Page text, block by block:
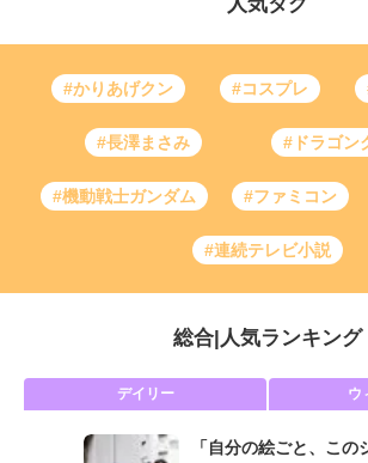
人気タグ
#かりあげクン #コスプレ
#長澤まさみ #ドラゴン
#機動戦士ガンダム #ファミコン
#連続テレビ小説
総合 人気ランキング
デイリー ウ
「自分の絵ごと、こ